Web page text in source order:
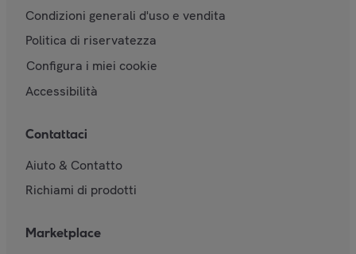
Condizioni generali d'uso e vendita
Politica di riservatezza
Configura i miei cookie
Accessibilità
Contattaci
Aiuto & Contatto
Richiami di prodotti
Marketplace